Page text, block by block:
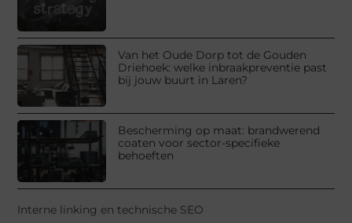
Van het Oude Dorp tot de Gouden
Driehoek: welke inbraakpreventie past
bij jouw buurt in Laren?
Bescherming op maat: brandwerend
coaten voor sector-specifieke
behoeften
Interne linking en technische SEO